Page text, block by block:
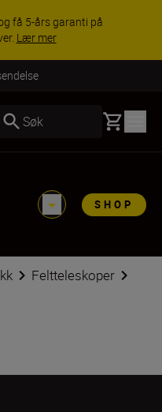
få 5-års garanti på
Lær mer
Søk Basket
SHOP
Feltteleskoper